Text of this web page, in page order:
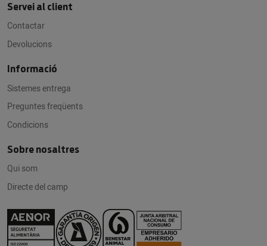
Servei al client
Contactar
Devolucions
Informació
Sistemes entrega
Preguntes freqüents
Condicions
Sobre nosaltres
Qui som
Directe del camp